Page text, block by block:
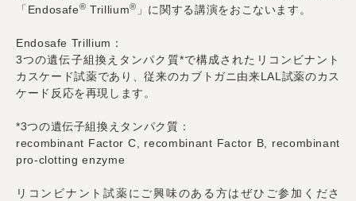
「Endosafe® Trillium® 」に関する講演をおこないます。
Endosafe Trillium：
3つの遺伝子組換えタンパク質*で構成されたリコンビナント
カスケード試薬であり、従来のカブトガニ由来LAL試薬のカス
ケード反応を再現します。
*3つの遺伝子組換えタンパク質：
recombinant Factor C, recombinant Factor B, recombinant
pro-clotting enzyme
リコンビナント試薬にご興味のある方はぜひご参加くださ